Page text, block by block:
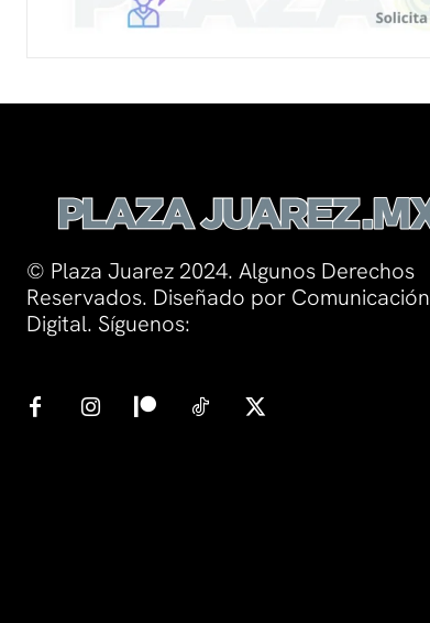
© Plaza Juarez 2024. Algunos Derechos
Reservados. Diseñado por Comunicación
Digital. Síguenos: